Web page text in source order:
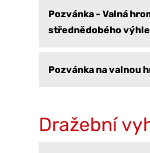
Pozvánka - Valná
střednědobého
Pozvánka na valnou
Dražební